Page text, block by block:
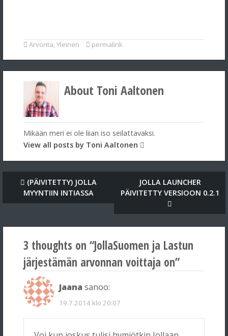
Arvonta,Yleinen permalink
About Toni Aaltonen
Mikään meri ei ole liian iso seilattavaksi.
View all posts by Toni Aaltonen
(PÄIVITETTY) JOLLA
MYYNTIIN INTIASSA
JOLLA LAUNCHER
PÄIVITETTY VERSIOON 0.2.1
3 thoughts on “JollaSuomen ja Lastun
järjestämän arvonnan voittaja on”
Jaana sanoo:
19.7.2014 klo 20:07